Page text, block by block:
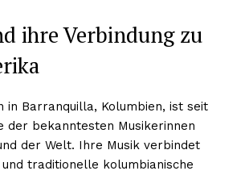
ihre Verbindung zu
in Barranquilla, Kolumbien, ist seit
der bekanntesten Musikerinnen
der Welt. Ihre Musik verbindet
und traditionelle kolumbianische